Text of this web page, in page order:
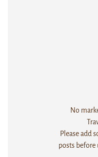
No
Please add
posts before